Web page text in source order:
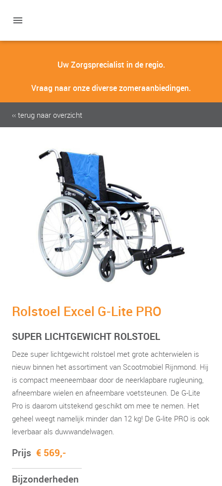
Uw Zorgsprecialist in de regio.
Vraag naar onze diverse zomeraanbiedingen.
‹‹ terug naar overzicht
Rolstoel Excel G-Lite PRO
SUPER LICHTGEWICHT ROLSTOEL
Deze super lichtgewicht rolstoel met grote achterwielen is
nieuw binnen het assortiment van Scootmobiel Rijnmond. Hij
is compact meeneembaar door de neerklapbare rugleuning,
afneembare wielen en afneembare voetsteunen. De G-Lite
Pro is daarom uitstekend geschikt om mee te nemen. Het
geheel weegt namelijk minder dan 12 kg! De G-lite PRO is ook
leverbaar als duwwandelwagen.
Prijs € 569,-
Bijzonderheden